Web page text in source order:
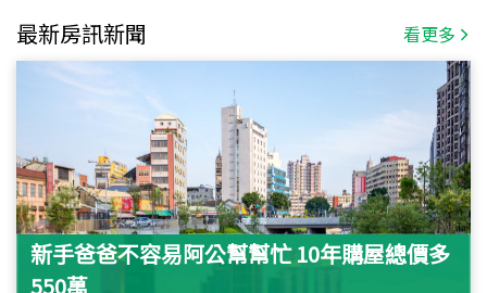
最新房訊新聞 看更多
新手爸爸不容易阿公幫幫忙 10年購屋總價多
550萬